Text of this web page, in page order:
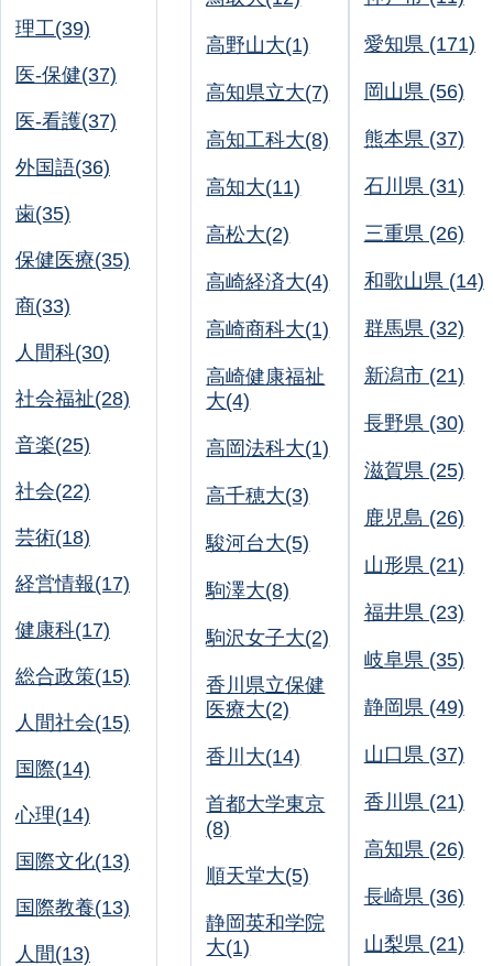
理工(39)
医-保健(37)
医-看護(37)
外国語(36)
歯(35)
保健医療(35)
商(33)
人間科(30)
社会福祉(28)
音楽(25)
社会(22)
芸術(18)
経営情報(17)
健康科(17)
総合政策(15)
人間社会(15)
国際(14)
心理(14)
国際文化(13)
国際教養(13)
人間(13)
高野山大(1)
高知県立大(7)
高知工科大(8)
高知大(11)
高松大(2)
高崎経済大(4)
高崎商科大(1)
高崎健康福祉
大(4)
高岡法科大(1)
高千穂大(3)
駿河台大(5)
駒澤大(8)
駒沢女子大(2)
香川県立保健
医療大(2)
香川大(14)
首都大学東京
(8)
順天堂大(5)
静岡英和学院
大(1)
愛知県 (171)
岡山県 (56)
熊本県 (37)
石川県 (31)
三重県 (26)
和歌山県 (14)
群馬県 (32)
新潟市 (21)
長野県 (30)
滋賀県 (25)
鹿児島 (26)
山形県 (21)
福井県 (23)
岐阜県 (35)
静岡県 (49)
山口県 (37)
香川県 (21)
高知県 (26)
長崎県 (36)
山梨県 (21)